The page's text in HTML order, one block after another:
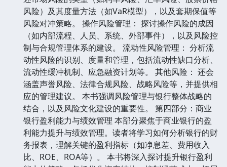
风险）及其度量方法（如VaR模型），以及套期保值等
风险对冲策略。 操作风险管理： 探讨操作风险的成因
（如内部流程、人员、系统、外部事件），以及风险控
制与合规管理体系的建设。 流动性风险管理： 分析流
动性风险的识别、度量和管理，包括流动性缺口分析、
流动性缓冲机制、应急融资计划等。 其他风险： 还会
涵盖声誉风险、法律合规风险、战略风险等，并提供相
应的管理建议。 本书强调风险管理与银行整体战略的
结合，以及风险文化建设的重要性。 第四部分：商业
银行盈利能力与绩效管理 本部分聚焦于商业银行的盈
利能力提升与绩效管理。读者将学习如何分析银行的财
务报表，理解关键的盈利指标（如净息差、费用收入
比、ROE、ROA等）。 本书将深入探讨提升银行盈利